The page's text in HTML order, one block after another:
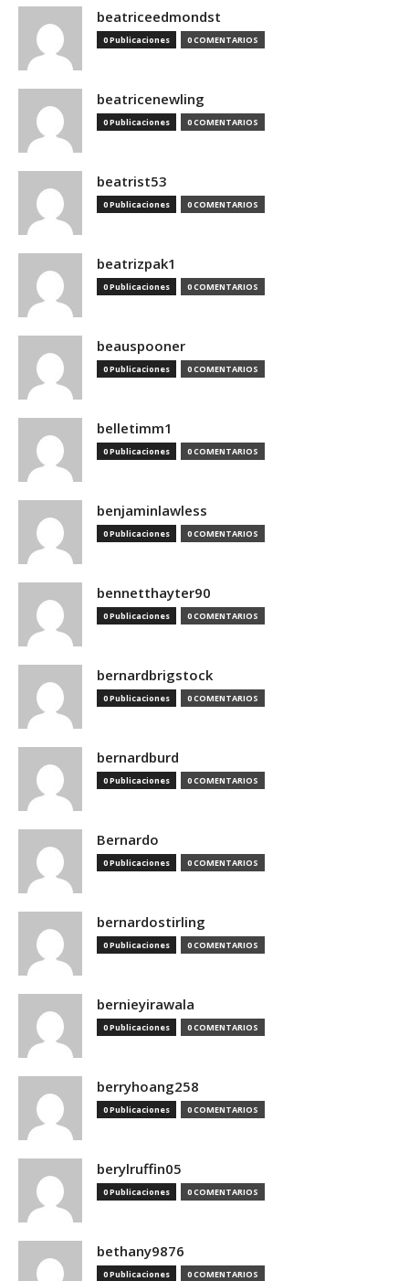
beatriceedmondst
0 Publicaciones 0 COMENTARIOS
beatricenewling
0 Publicaciones 0 COMENTARIOS
beatrist53
0 Publicaciones 0 COMENTARIOS
beatrizpak1
0 Publicaciones 0 COMENTARIOS
beauspooner
0 Publicaciones 0 COMENTARIOS
belletimm1
0 Publicaciones 0 COMENTARIOS
benjaminlawless
0 Publicaciones 0 COMENTARIOS
bennetthayter90
0 Publicaciones 0 COMENTARIOS
bernardbrigstock
0 Publicaciones 0 COMENTARIOS
bernardburd
0 Publicaciones 0 COMENTARIOS
Bernardo
0 Publicaciones 0 COMENTARIOS
bernardostirling
0 Publicaciones 0 COMENTARIOS
bernieyirawala
0 Publicaciones 0 COMENTARIOS
berryhoang258
0 Publicaciones 0 COMENTARIOS
berylruffin05
0 Publicaciones 0 COMENTARIOS
bethany9876
0 Publicaciones 0 COMENTARIOS